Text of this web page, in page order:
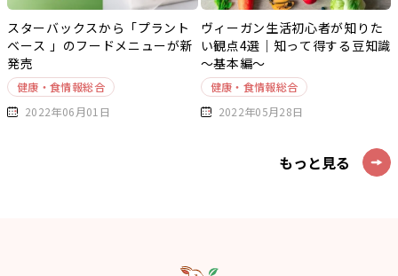
スターバックスから「プラント
ベース 」のフードメニューが新
発売
健康・食情報総合
2022年06月01日
ヴィーガン生活初心者が知りた
い観点4選｜知って得する豆知識
～基本編～
健康・食情報総合
2022年05月28日
もっと見る